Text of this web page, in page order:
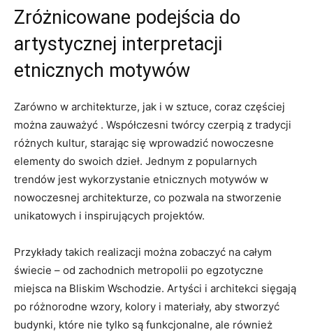
Zróżnicowane podejścia do ​
artystycznej​ interpretacji
etnicznych motywów
Zarówno w architekturze, jak i ⁢w sztuce, coraz​ częściej
można‌ zauważyć . Współczesni twórcy ⁢czerpią z tradycji
różnych kultur, starając‌ się wprowadzić nowoczesne‍
elementy do swoich dzieł. Jednym z popularnych
trendów jest wykorzystanie etnicznych motywów⁤ w
nowoczesnej architekturze, co⁤ pozwala na stworzenie
unikatowych‍ i inspirujących projektów.
Przykłady⁤ takich‌ realizacji można zobaczyć na całym
świecie – od zachodnich ⁤metropolii po egzotyczne⁢
miejsca na⁢ Bliskim Wschodzie. Artyści i architekci sięgają
‍po różnorodne wzory, kolory i materiały, aby stworzyć
budynki, które nie tylko są funkcjonalne, ale również